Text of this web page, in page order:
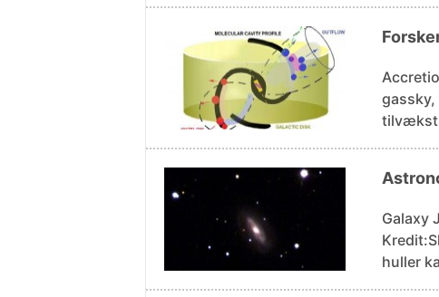
Galaxy
Kredit:Sloan
huller